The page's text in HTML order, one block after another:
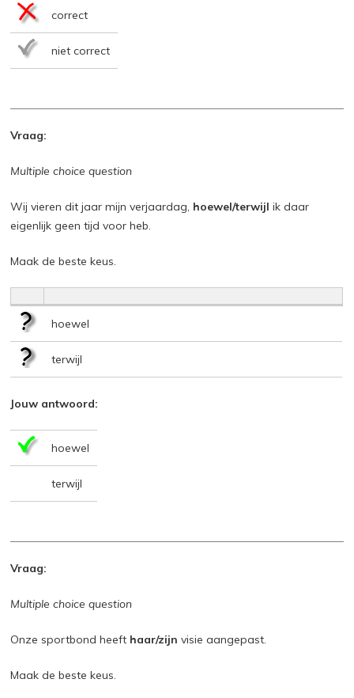
correct
niet correct
Vraag:
Multiple choice question
Wij vieren dit jaar mijn verjaardag, hoewel/terwijl ik daar
eigenlijk geen tijd voor heb.
Maak de beste keus.
hoewel
terwijl
Jouw antwoord:
hoewel
terwijl
Vraag:
Multiple choice question
Onze sportbond heeft haar/zijn visie aangepast.
Maak de beste keus.